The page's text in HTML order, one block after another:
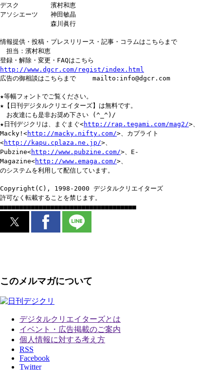
デスク 濱村和恵
アソシエーツ 神田敏晶
森川眞行
情報提供・投稿・プレスリリース・記事・コラムはこちらまで
担当：濱村和恵
登録・解除・変更・FAQはこちら
http://www.dgcr.com/regist/index.html
広告の御相談はこちらまで mailto:info@dgcr.com
★等幅フォントでご覧ください。
★【日刊デジタルクリエイターズ】は無料です。
お友達にも是非お奨め下さい (^_^)/
★日刊デジクリは、まぐまぐ<http://rap.tegami.com/mag2/>、
Macky!<http://macky.nifty.com/>、カプライト
<http://kapu.cplaza.ne.jp/>、
Pubzine<http://www.pubzine.com/>、E-
Magazine<http://www.emaga.com/>、
のシステムを利用して配信しています。
Copyright(C), 1998-2000 デジタルクリエイターズ
許可なく転載することを禁じます。
■■■■■■■■■■■■■■■■■■■■■■■■■■■■■■■■■■■
このメルマガについて
デジタルクリエイターズとは
イベント・広告掲載のご案内
個人情報に対する考え方
RSS
Facebook
Twitter